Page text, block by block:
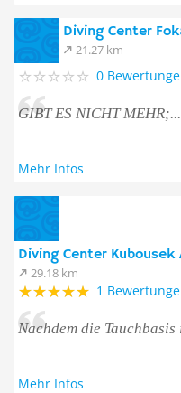
Diving Center
21.27 km
0
GIBT ES NICHT
Mehr Infos
Diving Center Kubousek
29.18 km
1
Nachdem die
Mehr Infos